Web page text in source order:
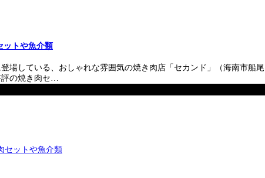
ットや魚介類
場している、おしゃれな雰囲気の焼き肉店「セカンド」（海南市
の焼き肉セ…